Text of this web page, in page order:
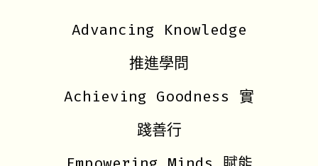
Advancing Knowledge
推進學問
Achieving Goodness 實
踐善行